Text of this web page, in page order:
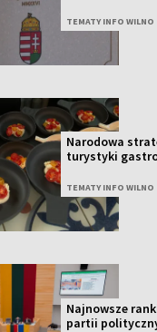
TEMATY INFO WILNO
Narodowa
turystyki
TEMATY INFO WILNO
Najnowsze
partii